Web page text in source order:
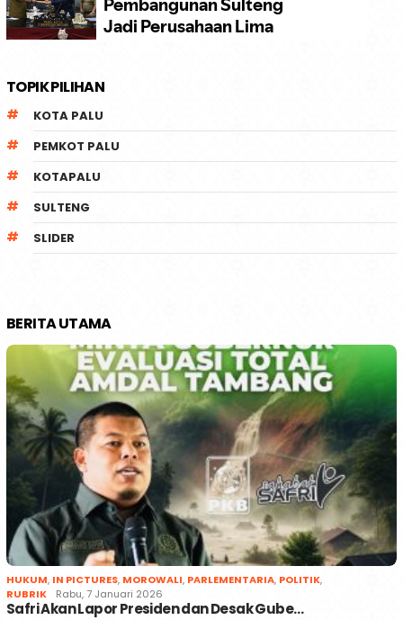
TOPIK PILIHAN
KOTA PALU
PEMKOT PALU
KOTAPALU
SULTENG
SLIDER
BERITA UTAMA
HUKUM, IN PICTURES, MOROWALI, PARLEMENTARIA, POLITIK,
RUBRIK
Rabu, 7 Januari 2026
Safri Akan Lapor Presiden dan Desak Gube…